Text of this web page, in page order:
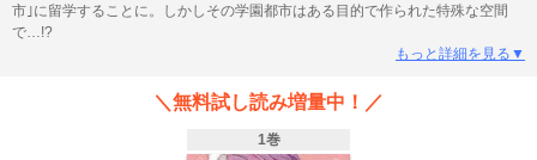
市｣に留学することに。しかしその学園都市はある目的で作られた特殊な空間
で…!?
もっと詳細を見る▼
＼無料試し読み増量中！／
1巻